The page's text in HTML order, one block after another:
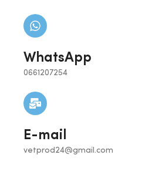
WhatsApp
0661207254
E-mail
vetprod24@gmail.com